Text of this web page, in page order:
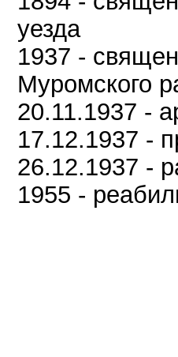
уезда
1937 -
Муромского
20.11.1937 -
17.12.1937 -
26.12.1937 -
1955 -